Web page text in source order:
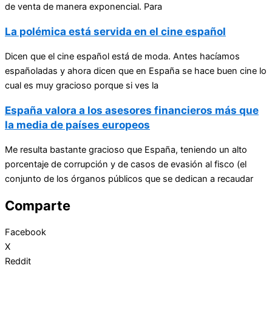
de venta de manera exponencial. Para
La polémica está servida en el cine español
Dicen que el cine español está de moda. Antes hacíamos
españoladas y ahora dicen que en España se hace buen cine lo
cual es muy gracioso porque si ves la
España valora a los asesores financieros más que
la media de países europeos
Me resulta bastante gracioso que España, teniendo un alto
porcentaje de corrupción y de casos de evasión al fisco (el
conjunto de los órganos públicos que se dedican a recaudar
Comparte
Facebook
X
Reddit